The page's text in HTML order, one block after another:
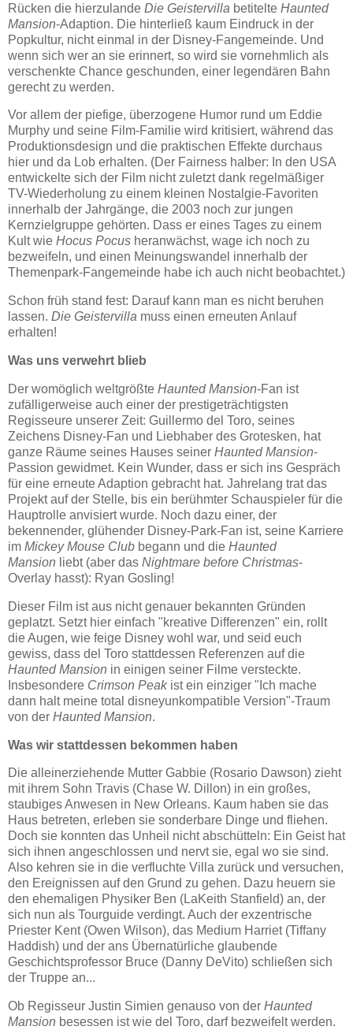
Rücken die hierzulande Die Geistervilla betitelte Haunted
Mansion-Adaption. Die hinterließ kaum Eindruck in der
Popkultur, nicht einmal in der Disney-Fangemeinde. Und
wenn sich wer an sie erinnert, so wird sie vornehmlich als
verschenkte Chance geschunden, einer legendären Bahn
gerecht zu werden.
Vor allem der piefige, überzogene Humor rund um Eddie
Murphy und seine Film-Familie wird kritisiert, während das
Produktionsdesign und die praktischen Effekte durchaus
hier und da Lob erhalten. (Der Fairness halber: In den USA
entwickelte sich der Film nicht zuletzt dank regelmäßiger
TV-Wiederholung zu einem kleinen Nostalgie-Favoriten
innerhalb der Jahrgänge, die 2003 noch zur jungen
Kernzielgruppe gehörten. Dass er eines Tages zu einem
Kult wie Hocus Pocus heranwächst, wage ich noch zu
bezweifeln, und einen Meinungswandel innerhalb der
Themenpark-Fangemeinde habe ich auch nicht beobachtet.)
Schon früh stand fest: Darauf kann man es nicht beruhen
lassen. Die Geistervilla muss einen erneuten Anlauf
erhalten!
Was uns verwehrt blieb
Der womöglich weltgrößte Haunted Mansion-Fan ist
zufälligerweise auch einer der prestigeträchtigsten
Regisseure unserer Zeit: Guillermo del Toro, seines
Zeichens Disney-Fan und Liebhaber des Grotesken, hat
ganze Räume seines Hauses seiner Haunted Mansion-
Passion gewidmet. Kein Wunder, dass er sich ins Gespräch
für eine erneute Adaption gebracht hat. Jahrelang trat das
Projekt auf der Stelle, bis ein berühmter Schauspieler für die
Hauptrolle anvisiert wurde. Noch dazu einer, der
bekennender, glühender Disney-Park-Fan ist, seine Karriere
im Mickey Mouse Club begann und die Haunted
Mansion liebt (aber das Nightmare before Christmas-
Overlay hasst): Ryan Gosling!
Dieser Film ist aus nicht genauer bekannten Gründen
geplatzt. Setzt hier einfach "kreative Differenzen" ein, rollt
die Augen, wie feige Disney wohl war, und seid euch
gewiss, dass del Toro stattdessen Referenzen auf die
Haunted Mansion in einigen seiner Filme versteckte.
Insbesondere Crimson Peakist ein einziger "Ich mache
dann halt meine total disneyunkompatible Version"-Traum
von der Haunted Mansion.
Was wir stattdessen bekommen haben
Die alleinerziehende Mutter Gabbie (Rosario Dawson) zieht
mit ihrem Sohn Travis (Chase W. Dillon) in ein großes,
staubiges Anwesen in New Orleans. Kaum haben sie das
Haus betreten, erleben sie sonderbare Dinge und fliehen.
Doch sie konnten das Unheil nicht abschütteln: Ein Geist hat
sich ihnen angeschlossen und nervt sie, egal wo sie sind.
Also kehren sie in die verfluchte Villa zurück und versuchen,
den Ereignissen auf den Grund zu gehen. Dazu heuern sie
den ehemaligen Physiker Ben (LaKeith Stanfield) an, der
sich nun als Tourguide verdingt. Auch der exzentrische
Priester Kent (Owen Wilson), das Medium Harriet (Tiffany
Haddish) und der ans Übernatürliche glaubende
Geschichtsprofessor Bruce (Danny DeVito) schließen sich
der Truppe an...
Ob Regisseur Justin Simien genauso von der Haunted
Mansion besessen ist wie del Toro, darf bezweifelt werden.